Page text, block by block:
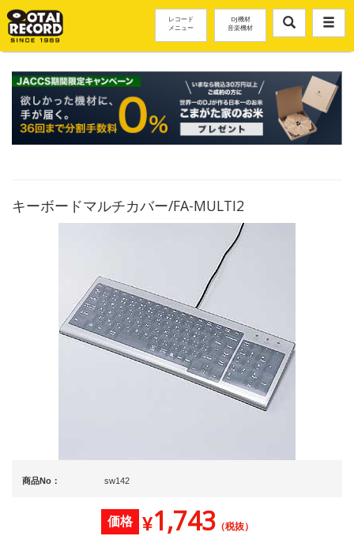
レコード
メニュー
DJ機材
音楽機材
キーボードマルチカバー/FA-MULTI2
商品No： sw142
価格 ¥1,743（税抜）